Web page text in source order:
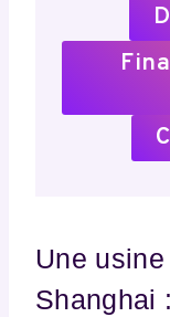
Une
Shanghai